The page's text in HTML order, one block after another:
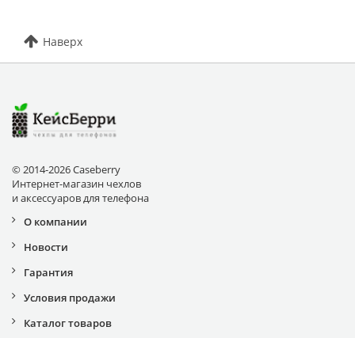
Наверх
© 2014-2026 Caseberry
Интернет-магазин чехлов
и аксессуаров для телефона
О компании
Новости
Гарантия
Условия продажи
Каталог товаров